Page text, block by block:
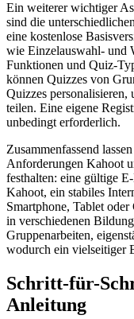
Ein weiterer wichtiger
sind die
eine kostenlose
wie Einzelauswahl- und
Funktionen und Quiz-
können Quizzes von
Quizzes personalisieren,
teilen. Eine eigene
unbedingt erforderlich.
Zusammenfassend
Anforderungen Kahoot
festhalten: eine gültige
Kahoot, ein stabiles
Smartphone, Tablet
in verschiedenen
Gruppenarbeiten,
wodurch ein vielseitiger
Schritt-für-
Anleitung